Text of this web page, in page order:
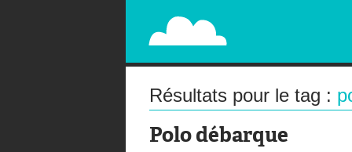
PAPERPLANE
STREET, AMBIENT, GUÉRILLA MARKETING
Résultats pour le tag :
Polo débarque